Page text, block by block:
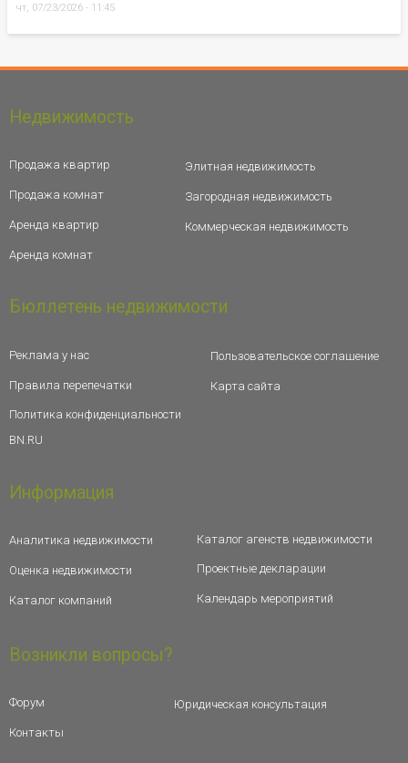
чт, 07/23/2026 - 11:45
Недвижимость
Продажа квартир
Продажа комнат
Аренда квартир
Аренда комнат
Элитная недвижимость
Загородная недвижимость
Коммерческая недвижимость
Бюллетень недвижимости
Реклама у нас
Правила перепечатки
Политика конфиденциальности
BN.RU
Пользовательское соглашение
Карта сайта
Информация
Аналитика недвижимости
Оценка недвижимости
Каталог компаний
Каталог агенств недвижимости
Проектные декларации
Календарь мероприятий
Возникли вопросы?
Форум
Контакты
Юридическая консультация